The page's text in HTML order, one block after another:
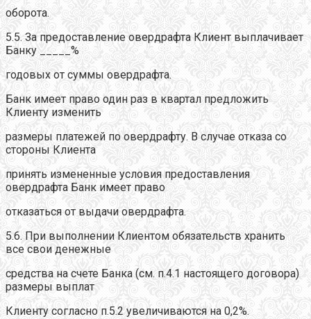
оборота.
5.5. За предоставление овердрафта Клиент выплачивает
Банку _____%
годовых от суммы овердрафта.
Банк имеет право один раз в квартал предложить
Клиенту изменить
размеры платежей по овердрафту. В случае отказа со
стороны Клиента
принять измененные условия предоставления
овердрафта Банк имеет право
отказаться от выдачи овердрафта.
5.6. При выполнении Клиентом обязательств хранить
все свои денежные
средства на счете Банка (см. п.4.1 настоящего договора)
размеры выплат
Клиенту согласно п.5.2 увеличиваются на 0,2%.